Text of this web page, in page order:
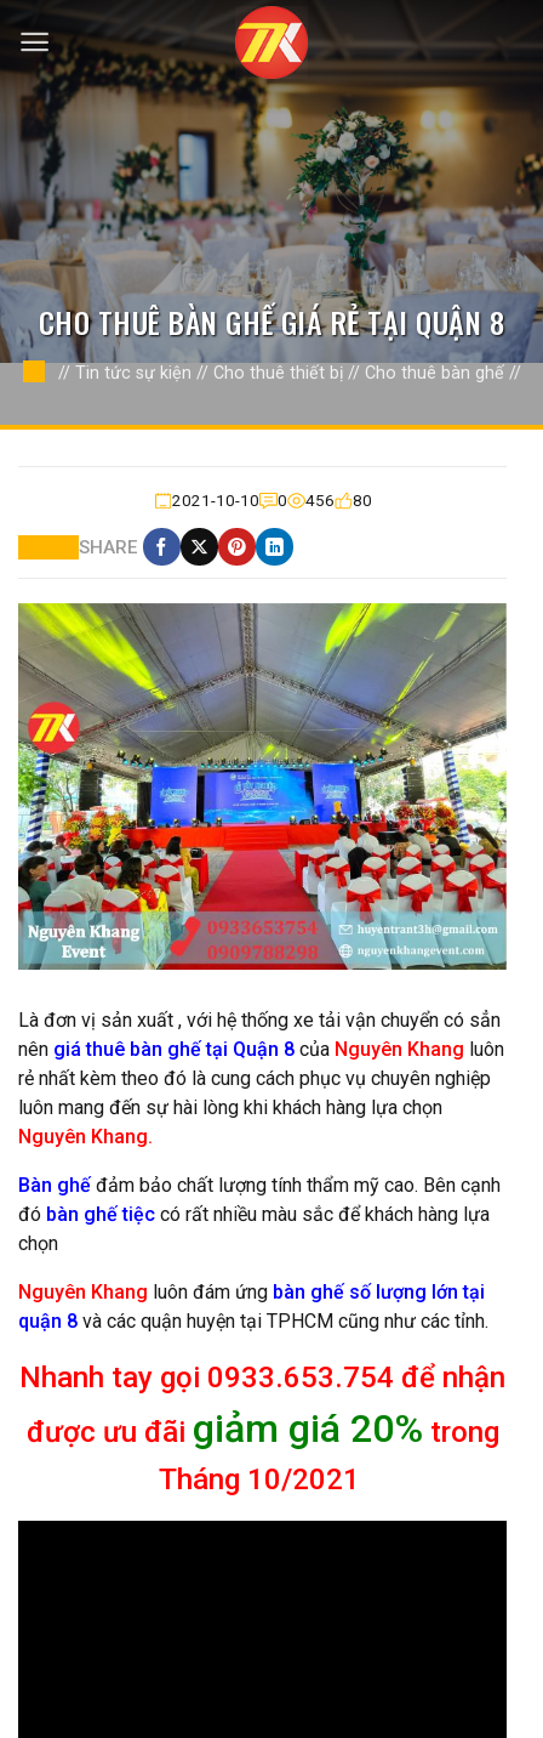
qua
nội
dung
CHO THUÊ BÀN GHẾ GIÁ RẺ TẠI QUẬN 8
// Tin tức sự kiện // Cho thuê thiết bị// Cho thuê bàn ghế//
2021-10-10 0 456 80
SHARE
Là đơn vị sản xuất , với hệ thống xe tải vận chuyển có sẳn
nên giá thuê bàn ghế tại Quận 8 của Nguyên Khang luôn
rẻ nhất kèm theo đó là cung cách phục vụ chuyên nghiệp
luôn mang đến sự hài lòng khi khách hàng lựa chọn
Nguyên Khang.
Bàn ghế đảm bảo chất lượng tính thẩm mỹ cao. Bên cạnh
đó bàn ghế tiệc có rất nhiều màu sắc để khách hàng lựa
chọn
Nguyên Khang luôn đám ứng bàn ghế số lượng lớn tại
quận 8 và các quận huyện tại TPHCM cũng như các tỉnh.
Nhanh tay gọi 0933.653.754 để nhận
được ưu đãi giảm giá 20% trong
Tháng 10/2021